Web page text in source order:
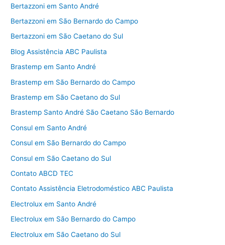
Bertazzoni em Santo André
Bertazzoni em São Bernardo do Campo
Bertazzoni em São Caetano do Sul
Blog Assistência ABC Paulista
Brastemp em Santo André
Brastemp em São Bernardo do Campo
Brastemp em São Caetano do Sul
Brastemp Santo André São Caetano São Bernardo
Consul em Santo André
Consul em São Bernardo do Campo
Consul em São Caetano do Sul
Contato ABCD TEC
Contato Assistência Eletrodoméstico ABC Paulista
Electrolux em Santo André
Electrolux em São Bernardo do Campo
Electrolux em São Caetano do Sul